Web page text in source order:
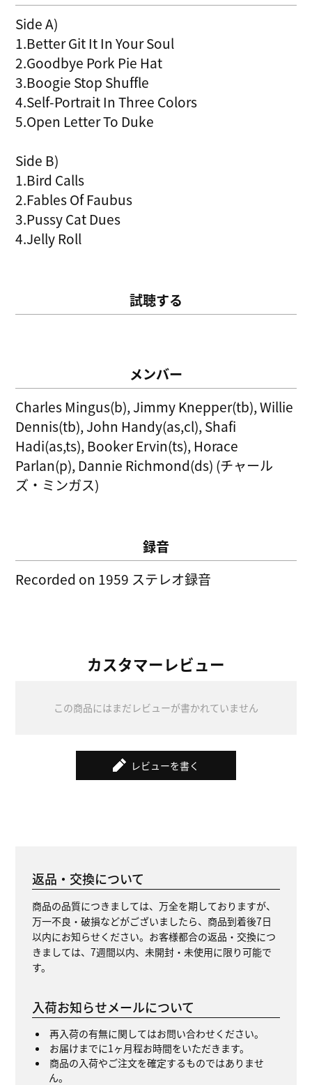
Side A)
1.Better Git It In Your Soul
2.Goodbye Pork Pie Hat
3.Boogie Stop Shuffle
4.Self-Portrait In Three Colors
5.Open Letter To Duke
Side B)
1.Bird Calls
2.Fables Of Faubus
3.Pussy Cat Dues
4.Jelly Roll
試聴する
メンバー
Charles Mingus(b), Jimmy Knepper(tb), Willie
Dennis(tb), John Handy(as,cl), Shafi
Hadi(as,ts), Booker Ervin(ts), Horace
Parlan(p), Dannie Richmond(ds) (チャール
ズ・ミンガス)
録音
Recorded on 1959 ステレオ録音
カスタマーレビュー
この商品にはまだレビューが書かれていません
レビューを書く
返品・交換について
商品の品質につきましては、万全を期しておりますが、
万一不良・破損などがございましたら、商品到着後7日
以内にお知らせください。お客様都合の返品・交換につ
きましては、7週間以内、未開封・未使用に限り可能で
す。
入荷お知らせメールについて
再入荷の有無に関してはお問い合わせください。
お届けまでに1ヶ月程お時間をいただきます。
商品の入荷やご注文を確定するものではありませ
ん。